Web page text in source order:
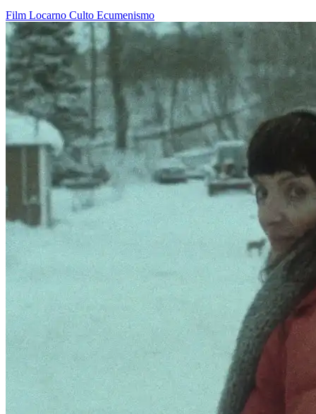
Film Locarno Culto Ecumenismo